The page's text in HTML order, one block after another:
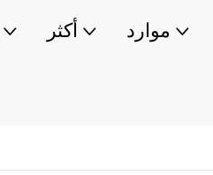
أكثر موارد